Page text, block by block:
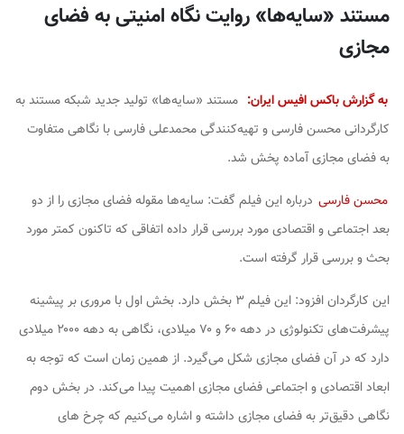
مستند «سایه‌ها» روایت نگاه امنیتی به فضای
مجازی
به گزارش باکس افیس ایران: مستند «سایه‌ها» تولید جدید شبکه مستند به
کارگردانی محسن فارسی و تهیه‌کنندگی محمدعلی فارسی با نگاهی متفاوت
به فضای مجازی آماده پخش شد.
محسن فارسی درباره این فیلم گفت: سایه‌ها مقوله فضای مجازی را از دو
بعد اجتماعی و اقتصادی مورد بررسی قرار داده اتفاقی که تاکنون کمتر مورد
بحث و بررسی قرار گرفته است.
این کارگردان افزود: این فیلم ۳ بخش دارد. بخش اول با مروری بر پیشینه
پیشرفت‌های تکنولوژی در دهه ۶۰ و ۷۰ میلادی، نگاهی به دهه ۲۰۰۰ میلادی
دارد که در آن فضای مجازی شکل می‌گیرد. از همین زمان است که توجه به
ابعاد اقتصادی و اجتماعی فضای مجازی اهمیت پیدا می‌کند. در بخش دوم
نگاهی دقیق‌تر به فضای مجازی داشته و اشاره می‌کنیم که چرخ های